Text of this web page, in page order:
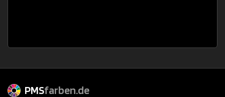
PMSfarben.de